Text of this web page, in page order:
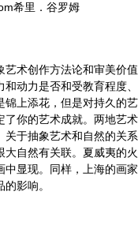
希里．谷罗姆
术创作方法论和审美价值
动力是否和受教育程度、
锦上添花，但是对持久的艺
了你的艺术成就。两地艺术
关于抽象艺术和自然的关系
自然有关联。夏威夷的火
中显现。同样，上海的画家
影响。